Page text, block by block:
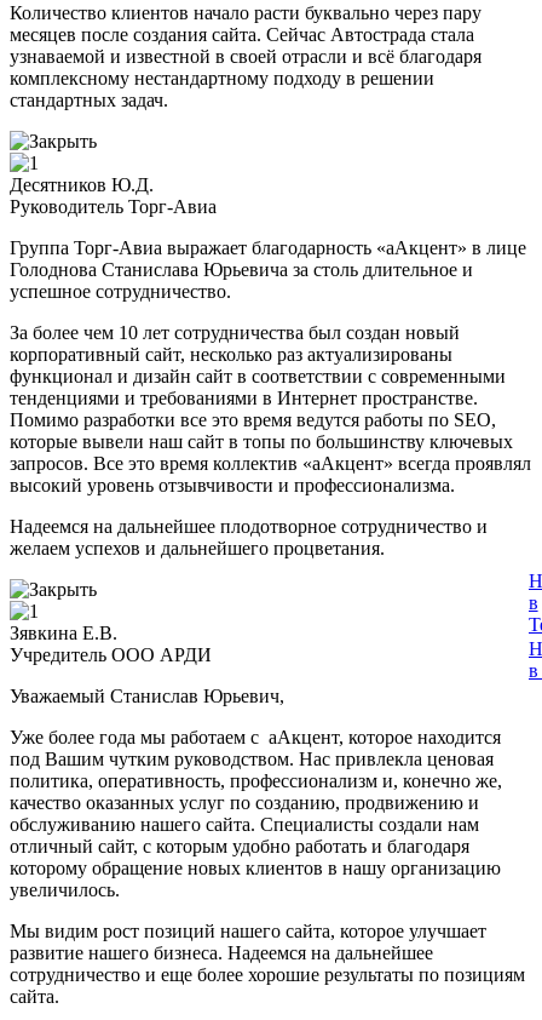
в
Количество клиентов начало расти буквально через пару
месяцев после создания сайта. Сейчас Автострада стала
узнаваемой и известной в своей отрасли и всё благодаря
комплексному нестандартному подходу в решении
стандартных задач.
Десятников Ю.Д.
Руководитель Торг-Авиа
Группа Торг-Авиа выражает благодарность «аАкцент» в лице
Голоднова Станислава Юрьевича за столь длительное и
успешное сотрудничество.
За более чем 10 лет сотрудничества был создан новый
корпоративный сайт, несколько раз актуализированы
функционал и дизайн сайт в соответствии с современными
тенденциями и требованиями в Интернет пространстве.
Помимо разработки все это время ведутся работы по SEO,
которые вывели наш сайт в топы по большинству ключевых
запросов. Все это время коллектив «аАкцент» всегда проявлял
высокий уровень отзывчивости и профессионализма.
Надеемся на дальнейшее плодотворное сотрудничество и
желаем успехов и дальнейшего процветания.
Зявкина Е.В.
Учредитель ООО АРДИ
Уважаемый Станислав Юрьевич,
Уже более года мы работаем с аАкцент, которое находится
под Вашим чутким руководством. Нас привлекла ценовая
политика, оперативность, профессионализм и, конечно же,
качество оказанных услуг по созданию, продвижению и
обслуживанию нашего сайта. Специалисты создали нам
отличный сайт, с которым удобно работать и благодаря
которому обращение новых клиентов в нашу организацию
увеличилось.
Мы видим рост позиций нашего сайта, которое улучшает
развитие нашего бизнеса. Надеемся на дальнейшее
сотрудничество и еще более хорошие результаты по позициям
сайта.